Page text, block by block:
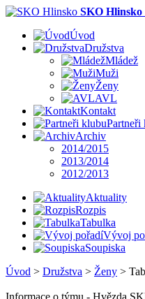
SKO Hlinsko
Úvod
Družstva
Mládež
Muži
Ženy
AVL
Kontakt
Partneři
Archiv
2014/2015
2013/2014
2012/2013
Aktuality
Rozpis
Tabulka
Vývoj
Soupiska
Úvod > Družstva > Ženy >
Informace o týmu - Hvězda